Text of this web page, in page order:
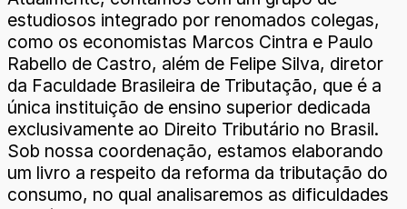
estudiosos integrado por renomados colegas,
como os economistas Marcos Cintra e Paulo
Rabello de Castro, além de Felipe Silva, diretor
da Faculdade Brasileira de Tributação, que é a
única instituição de ensino superior dedicada
exclusivamente ao Direito Tributário no Brasil.
Sob nossa coordenação, estamos elaborando
um livro a respeito da reforma da tributação do
consumo, no qual analisaremos as dificuldades